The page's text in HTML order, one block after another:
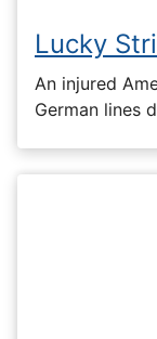
Lucky
An injured
German lines